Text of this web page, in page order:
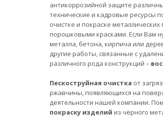
антикоррозийной защите
технические и кадровые ресурсы
очистке и покраске
порошковыми красками. Если Вам
металла, бетона, кирпича или
другие работы, связанные с
различного рода конструкций –
Пескоструйная очистка от
ржавчины, появляющихся на
деятельности нашей компании.
покраску изделий из чёрного